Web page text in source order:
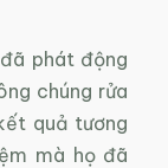
phát động
chúng rửa
quả tương
mà họ đã